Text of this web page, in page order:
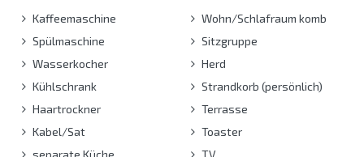
Kaffeemaschine
Spülmaschine
Wasserkocher
Kühlschrank
Haartrockner
Kabel/Sat
separate Küche
Wohn/Schlafraum komb
Sitzgruppe
Herd
Strandkorb (persönlich)
Terrasse
Toaster
TV